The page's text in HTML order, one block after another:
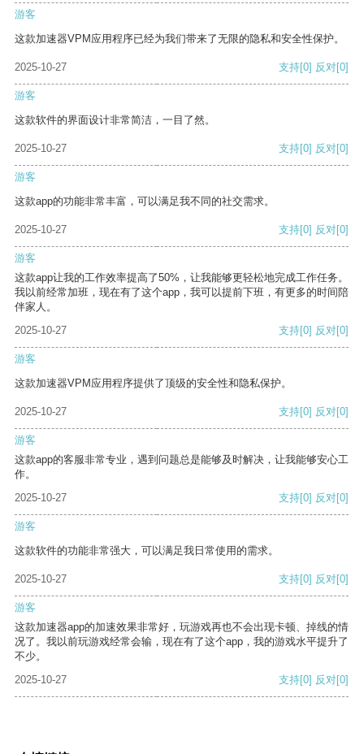
游客
这款加速器VPM应用程序已经为我们带来了无限的隐私和安全性保护。
2025-10-27 支持[0] 反对[0]
游客
这款软件的界面设计非常简洁，一目了然。
2025-10-27 支持[0] 反对[0]
游客
这款app的功能非常丰富，可以满足我不同的社交需求。
2025-10-27 支持[0] 反对[0]
游客
这款app让我的工作效率提高了50%，让我能够更轻松地完成工作任务。
我以前经常加班，现在有了这个app，我可以提前下班，有更多的时间陪
伴家人。
2025-10-27
支持[0] 反对[0]
游客
这款加速器VPM应用程序提供了顶级的安全性和隐私保护。
2025-10-27 支持[0] 反对[0]
游客
这款app的客服非常专业，遇到问题总是能够及时解决，让我能够安心工
作。
2025-10-27
支持[0] 反对[0]
游客
这款软件的功能非常强大，可以满足我日常使用的需求。
2025-10-27 支持[0] 反对[0]
游客
这款加速器app的加速效果非常好，玩游戏再也不会出现卡顿、掉线的情
况了。我以前玩游戏经常会输，现在有了这个app，我的游戏水平提升了
不少。
2025-10-27
支持[0] 反对[0]